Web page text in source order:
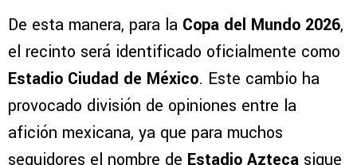
De esta manera, para la Copa del Mundo 2026,
el recinto será identificado oficialmente como
Estadio Ciudad de México. Este cambio ha
provocado división de opiniones entre la
afición mexicana, ya que para muchos
seguidores el nombre de Estadio Azteca sigue